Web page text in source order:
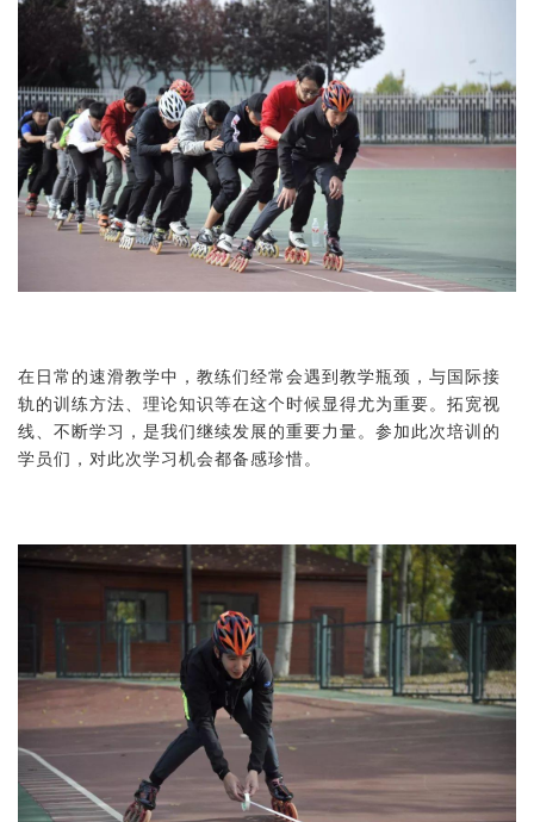
在日常的速滑教学中，教练们经常会遇到教学瓶颈，与国际接
轨的训练方法、理论知识等在这个时候显得尤为重要。拓宽视
线、不断学习，是我们继续发展的重要力量。参加此次培训的
学员们，对此次学习机会都备感珍惜。